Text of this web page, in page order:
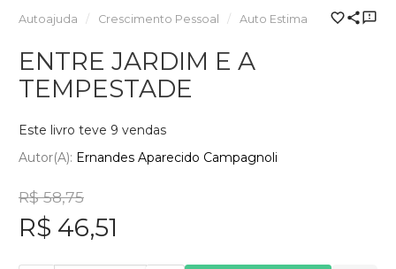
Autoajuda Crescimento Pessoal Auto Estima
ENTRE JARDIM E A
TEMPESTADE
Este livro teve 9 vendas
Autor(a): Ernandes Aparecido Campagnoli
R$ 58,75
R$ 46,51